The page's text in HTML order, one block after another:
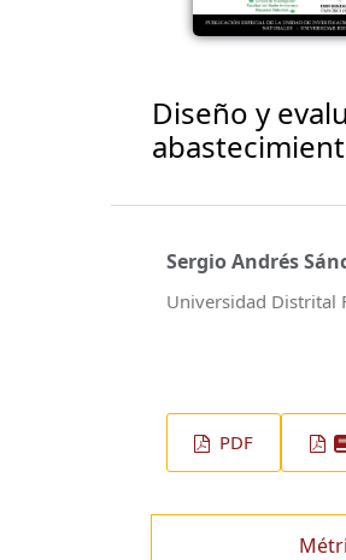
Diseño y
Sergio Andrés
Universidad Distrital
PDF